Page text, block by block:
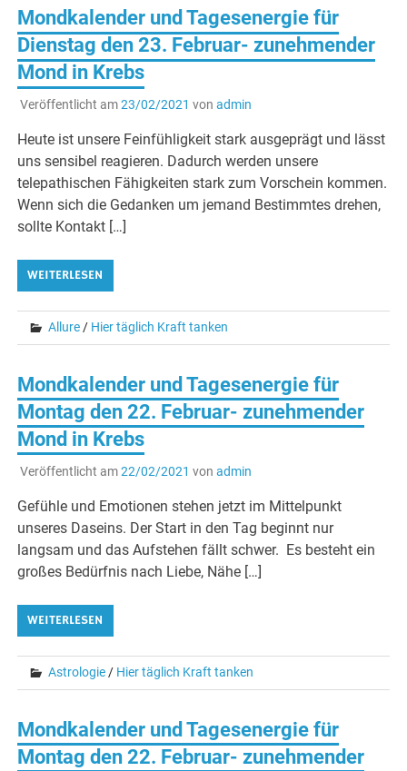
Mondkalender und Tagesenergie für
Dienstag den 23. Februar- zunehmender
Mond in Krebs
Veröffentlicht am23/02/2021 von admin
Heute ist unsere Feinfühligkeit stark ausgeprägt und lässt
uns sensibel reagieren. Dadurch werden unsere
telepathischen Fähigkeiten stark zum Vorschein kommen.
Wenn sich die Gedanken um jemand Bestimmtes drehen,
sollte Kontakt […]
WEITERLESEN
Allure/ Hier täglich Kraft tanken
Mondkalender und Tagesenergie für
Montag den 22. Februar- zunehmender
Mond in Krebs
Veröffentlicht am22/02/2021 von admin
Gefühle und Emotionen stehen jetzt im Mittelpunkt
unseres Daseins. Der Start in den Tag beginnt nur
langsam und das Aufstehen fällt schwer. Es besteht ein
großes Bedürfnis nach Liebe, Nähe […]
WEITERLESEN
Astrologie / Hier täglich Kraft tanken
Mondkalender und Tagesenergie für
Montag den 22. Februar- zunehmender